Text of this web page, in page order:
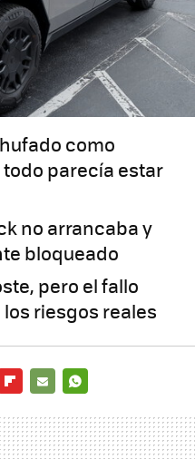
como
parecía estar
no arrancaba y
bloqueado
pero el fallo
riesgos reales
MAIL